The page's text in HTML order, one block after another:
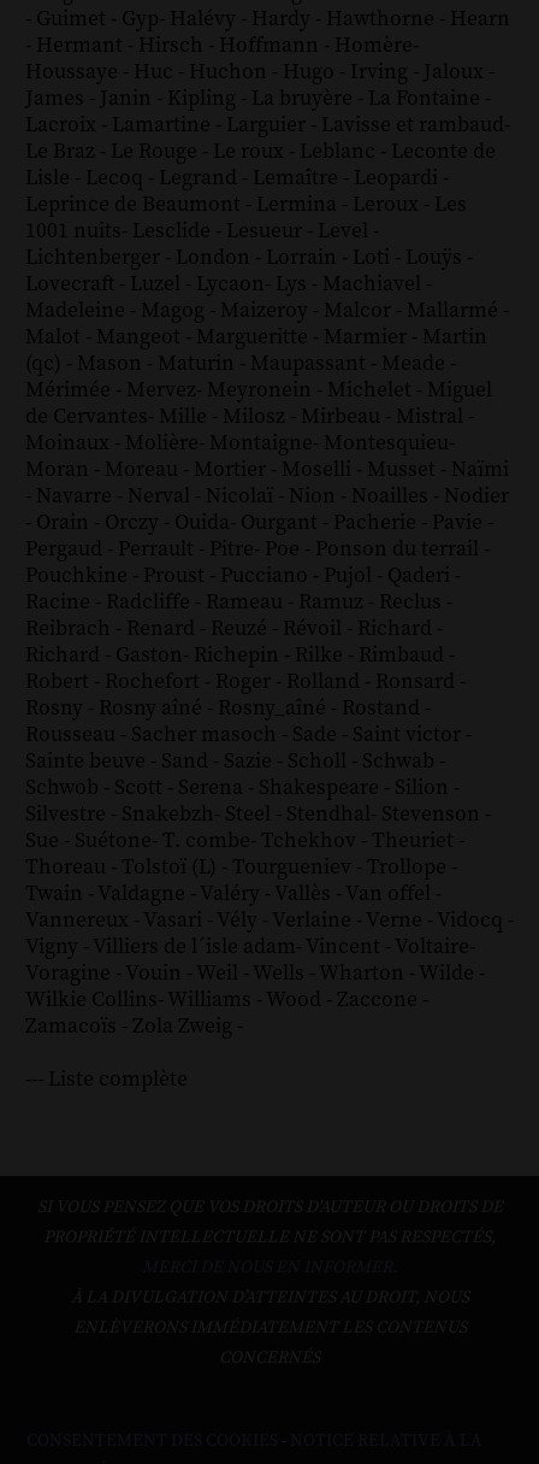
- Guimet - Gyp- Halévy - Hardy - Hawthorne - Hearn
- Hermant - Hirsch - Hoffmann - Homère-
Houssaye - Huc - Huchon - Hugo - Irving - Jaloux -
James - Janin - Kipling - La bruyère - La Fontaine -
Lacroix - Lamartine - Larguier - Lavisse et rambaud-
Le Braz - Le Rouge - Le roux - Leblanc - Leconte de
Lisle - Lecoq - Legrand - Lemaître - Leopardi -
Leprince de Beaumont - Lermina - Leroux - Les
1001 nuits- Lesclide - Lesueur - Level -
Lichtenberger - London - Lorrain - Loti - Louÿs -
Lovecraft - Luzel - Lycaon- Lys - Machiavel -
Madeleine - Magog - Maizeroy - Malcor - Mallarmé -
Malot - Mangeot - Margueritte - Marmier - Martin
(qc) - Mason - Maturin - Maupassant - Meade -
Mérimée - Mervez- Meyronein - Michelet - Miguel
de Cervantes- Mille - Milosz - Mirbeau - Mistral -
Moinaux - Molière- Montaigne- Montesquieu-
Moran - Moreau - Mortier - Moselli - Musset - Naïmi
- Navarre - Nerval - Nicolaï - Nion - Noailles - Nodier
- Orain - Orczy - Ouida- Ourgant - Pacherie - Pavie -
Pergaud - Perrault - Pitre- Poe - Ponson du terrail -
Pouchkine - Proust - Pucciano - Pujol - Qaderi -
Racine - Radcliffe - Rameau - Ramuz - Reclus -
Reibrach - Renard - Reuzé - Révoil - Richard -
Richard - Gaston- Richepin - Rilke - Rimbaud -
Robert - Rochefort - Roger - Rolland - Ronsard -
Rosny - Rosny aîné - Rosny_aîné - Rostand -
Rousseau - Sacher masoch - Sade - Saint victor -
Sainte beuve - Sand - Sazie - Scholl - Schwab -
Schwob - Scott - Serena - Shakespeare - Silion -
Silvestre - Snakebzh- Steel - Stendhal- Stevenson -
Sue - Suétone- T. combe- Tchekhov - Theuriet -
Thoreau - Tolstoï (L) - Tourgueniev - Trollope -
Twain - Valdagne - Valéry - Vallès - Van offel -
Vannereux - Vasari - Vély - Verlaine - Verne - Vidocq -
Vigny - Villiers de l´isle adam- Vincent - Voltaire-
Voragine - Vouin - Weil - Wells - Wharton - Wilde -
Wilkie Collins- Williams - Wood - Zaccone -
Zamacoïs - Zola Zweig -
--- Liste complète